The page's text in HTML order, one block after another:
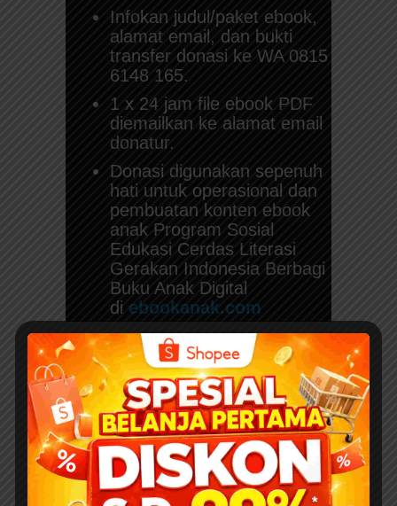
Infokan judul/paket ebook,
alamat email, dan bukti
transfer donasi ke WA 0815
6148 165.
1 x 24 jam file ebook PDF
diemailkan ke alamat email
donatur.
Donasi digunakan sepenuh
hati untuk operasional dan
pembuatan konten ebook
anak Program Sosial
Edukasi Cerdas Literasi
Gerakan Indonesia Berbagi
Buku Anak Digital
di ebookanak.com